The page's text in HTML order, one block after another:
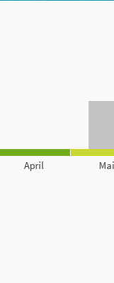
April Mai